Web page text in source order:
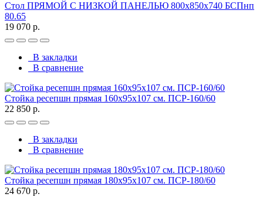
Стол ПРЯМОЙ С НИЗКОЙ ПАНЕЛЬЮ 800х850х740 БСПнп
80.65
19 070 р.
В закладки
В сравнение
Стойка ресепшн прямая 160х95х107 см. ПСР-160/60
22 850 р.
В закладки
В сравнение
Стойка ресепшн прямая 180х95х107 см. ПСР-180/60
24 670 р.